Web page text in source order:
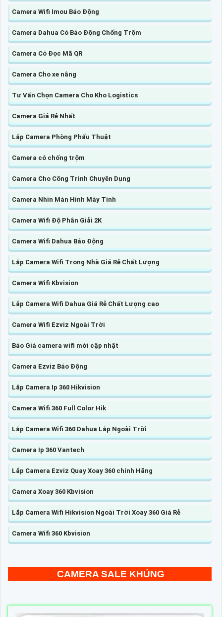
Camera Wifi Imou Báo Động
Camera Dahua Có Báo Động Chống Trộm
Camera Có Đọc Mã QR
Camera Cho xe nâng
Tư Vấn Chọn Camera Cho Kho Logistics
Camera Giá Rẻ Nhất
Lắp Camera Phòng Phẩu Thuật
Camera có chống trộm
Camera Cho Công Trình Chuyên Dụng
Camera Nhìn Màn Hình Máy Tính
Camera Wifi Độ Phân Giải 2K
Camera Wifi Dahua Báo Động
Lắp Camera Wifi Trong Nhà Giá Rẻ Chất Lượng
Camera Wifi Kbvision
Lắp Camera Wifi Dahua Giá Rẻ Chất Lượng cao
Camera Wifi Ezviz Ngoài Trời
Báo Giá camera wifi mới cập nhật
Camera Ezviz Báo Động
Lắp Camera Ip 360 Hikvision
Camera Wifi 360 Full Color Hik
Lắp Camera Wifi 360 Dahua Lắp Ngoài Trời
Camera Ip 360 Vantech
Lắp Camera Ezviz Quay Xoay 360 chính Hãng
Camera Xoay 360 Kbvision
Lắp Camera Wifi Hikvision Ngoài Trời Xoay 360 Giá Rẻ
Camera Wifi 360 Kbvision
CAMERA SALE KHỦNG